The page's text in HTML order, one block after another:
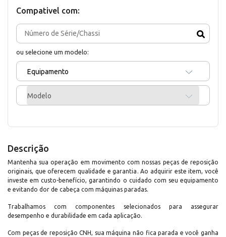
Compativel com:
ou selecione um modelo:
Equipamento
Modelo
Descrição
Mantenha sua operação em movimento com nossas peças de reposição
originais, que oferecem qualidade e garantia. Ao adquirir este item, você
investe em custo-benefício, garantindo o cuidado com seu equipamento
e evitando dor de cabeça com máquinas paradas.
Trabalhamos com componentes selecionados para assegurar
desempenho e durabilidade em cada aplicação.
Com peças de reposição CNH, sua máquina não fica parada e você ganha